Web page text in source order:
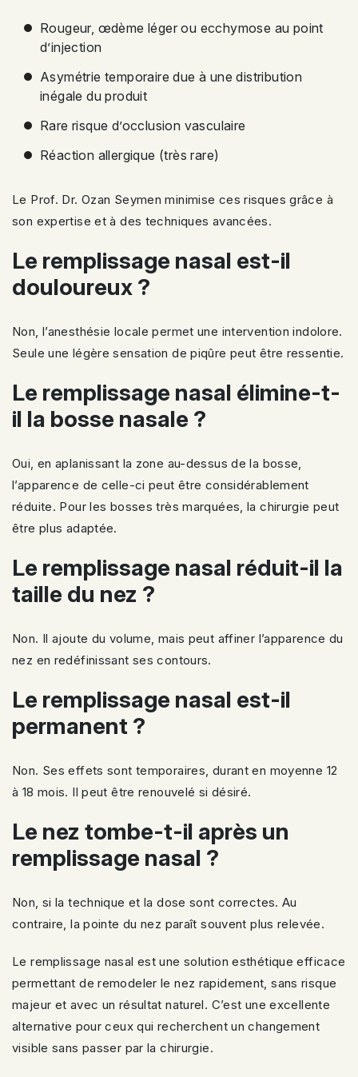
Rougeur, œdème léger ou ecchymose au point
d’injection
Asymétrie temporaire due à une distribution
inégale du produit
Rare risque d’occlusion vasculaire
Réaction allergique (très rare)
Le Prof. Dr. Ozan Seymen minimise ces risques grâce à
son expertise et à des techniques avancées.
Le remplissage nasal est-il
douloureux ?
Non, l’anesthésie locale permet une intervention indolore.
Seule une légère sensation de piqûre peut être ressentie.
Le remplissage nasal élimine-t-
il la bosse nasale ?
Oui, en aplanissant la zone au-dessus de la bosse,
l’apparence de celle-ci peut être considérablement
réduite. Pour les bosses très marquées, la chirurgie peut
être plus adaptée.
Le remplissage nasal réduit-il la
taille du nez ?
Non. Il ajoute du volume, mais peut affiner l’apparence du
nez en redéfinissant ses contours.
Le remplissage nasal est-il
permanent ?
Non. Ses effets sont temporaires, durant en moyenne 12
à 18 mois. Il peut être renouvelé si désiré.
Le nez tombe-t-il après un
remplissage nasal ?
Non, si la technique et la dose sont correctes. Au
contraire, la pointe du nez paraît souvent plus relevée.
Le remplissage nasal est une solution esthétique efficace
permettant de remodeler le nez rapidement, sans risque
majeur et avec un résultat naturel. C’est une excellente
alternative pour ceux qui recherchent un changement
visible sans passer par la chirurgie.